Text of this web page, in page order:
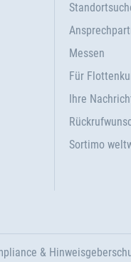
Messen
Für
Ihre
Sortimo
&